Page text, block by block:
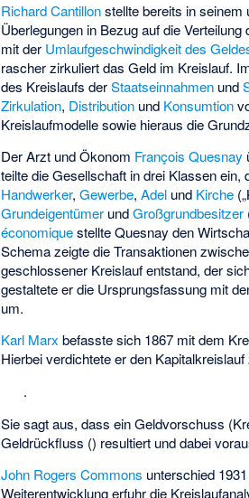
Richard Cantillonstellte bereits in
Überlegungen in Bezug auf die
mit der Umlaufgeschwindigkeit des
rascher zirkuliert das Geld im Kreislauf.
des Kreislaufs derStaatseinnahmen und
Zirkulation, Distribution und Konsumtion
Kreislaufmodelle sowie hieraus die
Der Arzt und Ökonom François Quesnay
teilte die Gesellschaft in drei Klassen ein,
Handwerker,Gewerbe,Adel und Kirche
Grundeigentümer undGroßgrundbesitzer
économiquestellte Quesnay den
Schema zeigte die Transaktionen
geschlossener Kreislauf entstand, der
gestaltete er die Ursprungsfassung mit
um.
Karl Marx befasste sich 1867 mit dem
Hierbei verdichtete er den
.
Sie sagt aus, dass ein Geldvorschuss
Geldrückfluss () resultiert und dabei
John Rogers Commons unterschied
Weiterentwicklung erfuhr die